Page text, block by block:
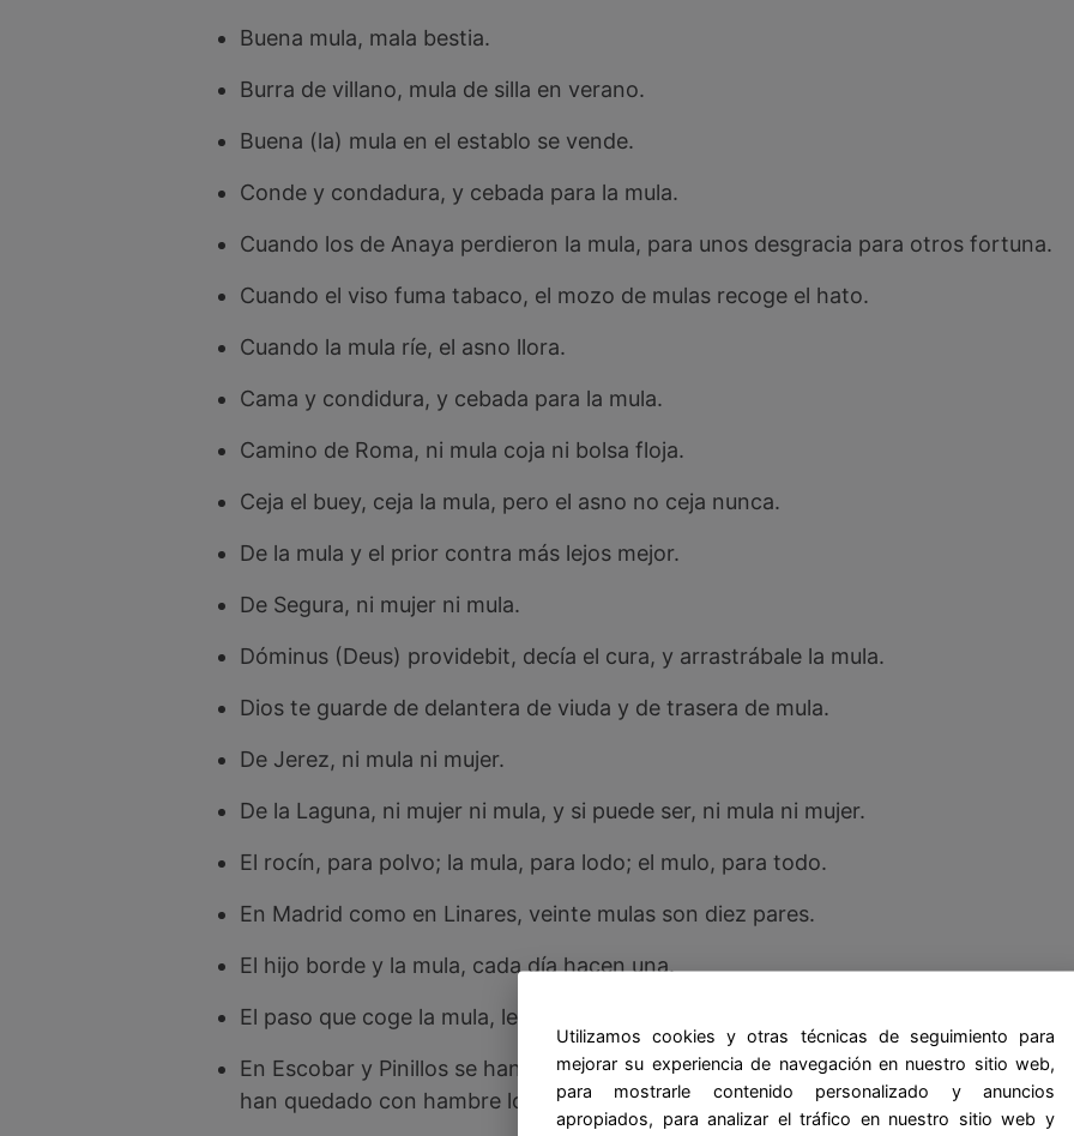
Buena mula, mala bestia.
Burra de villano, mula de silla en verano.
Buena (la) mula en el establo se vende.
Conde y condadura, y cebada para la mula.
Cuando los de Anaya perdieron la mula, para unos desgracia para otros fortuna.
Cuando el viso fuma tabaco, el mozo de mulas recoge el hato.
Cuando la mula ríe, el asno llora.
Cama y condidura, y cebada para la mula.
Camino de Roma, ni mula coja ni bolsa floja.
Ceja el buey, ceja la mula, pero el asno no ceja nunca.
De la mula y el prior contra más lejos mejor.
De Segura, ni mujer ni mula.
Dóminus (Deus) providebit, decía el cura, y arrastrábale la mula.
Dios te guarde de delantera de viuda y de trasera de mula.
De Jerez, ni mula ni mujer.
De la Laguna, ni mujer ni mula, y si puede ser, ni mula ni mujer.
El rocín, para polvo; la mula, para lodo; el mulo, para todo.
En Madrid como en Linares, veinte mulas son diez pares.
El hijo borde y la mula, cada día hacen una.
El paso que coge la mula, le dura todo el día.
En Escobar y Pinillos se han juntado a comer un borrico desorejado; como el
han quedado con hambre los avichuchos.
Utilizamos cookies y otras técnicas de seguimiento para
mejorar su experiencia de navegación en nuestro sitio web,
para mostrarle contenido personalizado y anuncios
apropiados, para analizar el tráfico en nuestro sitio web y